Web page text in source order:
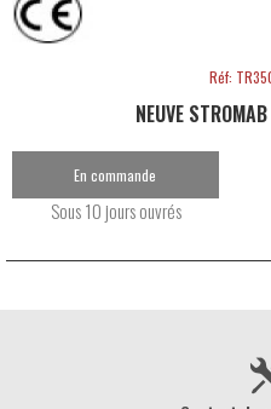
Réf:
NEUVE
En commande
Sous 10 jours ouvrés